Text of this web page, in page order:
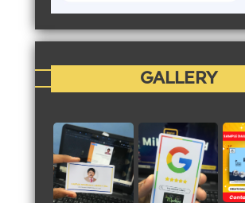
GALLERY